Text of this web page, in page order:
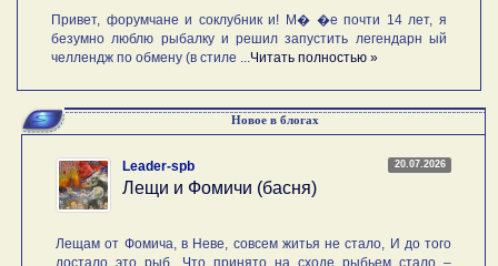
Привет, форумчане и соклубник и! М� �е почти 14 лет, я
безумно люблю рыбалку и решил запустить легендарн ый
челлендж по обмену (в стиле ...Читать полностью »
Новое в блогах
20.07.2026
Leader-spb
Лещи и Фомичи (басня)
Лещам от Фомича, в Неве, совсем житья не стало, И до того
достало это рыб, Что принято на сходе рыбьем стало –